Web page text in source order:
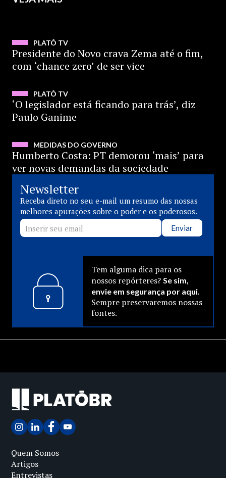
PLATÔ TV
Presidente do Novo crava Zema até o fim,
com ‘chance zero’ de ser vice
PLATÔ TV
‘O legislador está ficando para trás’, diz
Paulo Ganime
MEDIDAS DO GOVERNO
Humberto Costa: PT demorou ‘mais’ para
ver novas demandas da sociedade
Newsletter
Receba direto no seu e-mail um resumo das nossas
melhores apurações sobre o poder e os poderosos.
Enviar
Tem alguma dica para os
nossos repórteres? Se sim,
envie em segurança por aqui.
Sempre preservaremos nossas
fontes.
Quem Somos
Artigos
Entrevistas